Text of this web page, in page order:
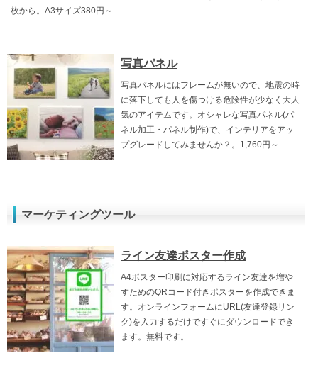
枚から。A3サイズ380円～
写真パネル
写真パネルにはフレームが無いので、地震の時
に落下しても人を傷つける危険性が少なく大人
気のアイテムです。オシャレな写真パネル(パ
ネル加工・パネル制作)で、インテリアをアッ
プグレードしてみませんか？。1,760円～
マーケティングツール
ライン友達ポスター作成
A4ポスター印刷に対応するライン友達を増や
すためのQRコード付きポスターを作成できま
す。オンラインフォームにURL(友達登録リン
ク)を入力するだけですぐにダウンロードでき
ます。無料です。